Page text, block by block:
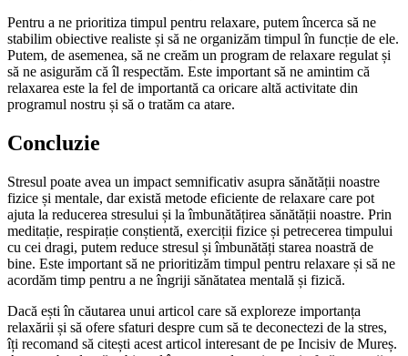
Pentru a ne prioritiza timpul pentru relaxare, putem încerca să ne
stabilim obiective realiste și să ne organizăm timpul în funcție de ele.
Putem, de asemenea, să ne creăm un program de relaxare regulat și
să ne asigurăm că îl respectăm. Este important să ne amintim că
relaxarea este la fel de importantă ca oricare altă activitate din
programul nostru și să o tratăm ca atare.
Concluzie
Stresul poate avea un impact semnificativ asupra sănătății noastre
fizice și mentale, dar există metode eficiente de relaxare care pot
ajuta la reducerea stresului și la îmbunătățirea sănătății noastre. Prin
meditație, respirație conștientă, exerciții fizice și petrecerea timpului
cu cei dragi, putem reduce stresul și îmbunătăți starea noastră de
bine. Este important să ne prioritizăm timpul pentru relaxare și să ne
acordăm timp pentru a ne îngriji sănătatea mentală și fizică.
Dacă ești în căutarea unui articol care să exploreze importanța
relaxării și să ofere sfaturi despre cum să te deconectezi de la stres,
îți recomand să citești acest articol interesant de pe Incisiv de Mureș.